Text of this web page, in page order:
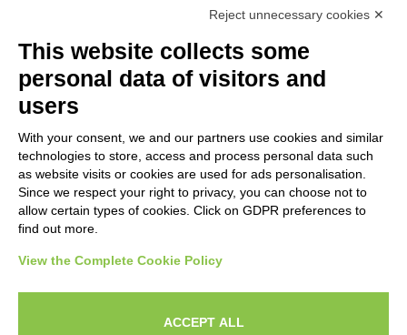
Aree Servite
Italia:
Milano, Roma, Bologna, Firenze, Torino,
Napoli, Venezia, Verona, Genova
Servizi Online:
Reject unnecessary cookies ✕
This website collects some
personal data of visitors and
users
With your consent, we and our partners use cookies and similar
technologies to store, access and process personal data such
as website visits or cookies are used for ads personalisation.
Since we respect your right to privacy, you can choose not to
allow certain types of cookies. Click on GDPR preferences to
find out more.
View the Complete Cookie Policy
ACCEPT ALL